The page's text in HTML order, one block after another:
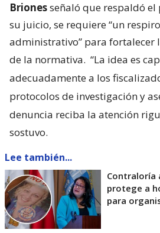
Brionesseñaló que respaldó
su juicio, se requiere “un
administrativo” para fortalecer
de la normativa. “La idea es
adecuadamente a los
protocolos de investigación y
denuncia reciba la atención
sostuvo.
Lee también...
Contraloría
protege a
para